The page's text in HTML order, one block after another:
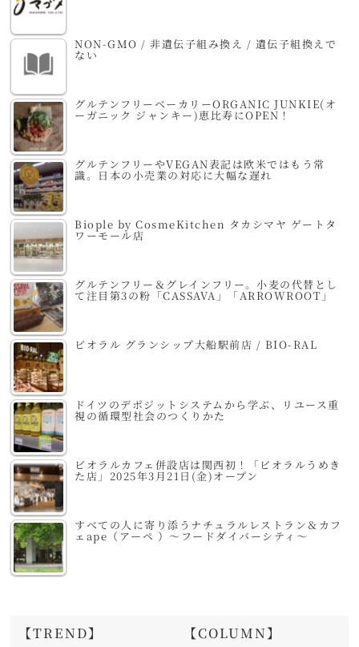
NON-GMO / 非遺伝子組み換え / 遺伝子組換えで
ない
グルテンフリーベーカリーORGANIC JUNKIE(オ
ーガニック ジャンキー)恵比寿にOPEN！
グルテンフリーやVEGAN表記は欧米ではもう常
識。日本の小売業の対応に大幅な遅れ
Biople by CosmeKitchen タカシマヤ ゲートタ
ワーモール店
グルテンフリー＆グレインフリー。小麦の代替とし
て注目第3の粉「CASSAVA」「ARROWROOT」
ビオラル グランシップ大船駅前店 / BIO-RAL
ドイツのデポジットシステムから学ぶ、リユース重
視の循環型社会のつくりかた
ビオラルカフェ併設店は関西初！「ビオラルうめき
た店」2025年3月21日(金)オープン
すべての人に寄り添うナチュラルレストラン＆カフ
ェape（アーペ ）～フードダイバーシティ～
【TREND】 【COLUMN】